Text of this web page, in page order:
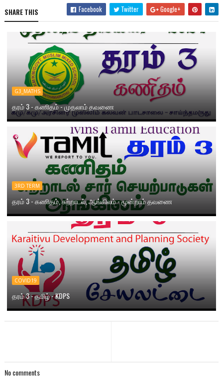
SHARE THIS Facebook Twitter Google+
G3_MATHS
தரம் 3 - கணிதம் - முதலாம் தவணை
3RD TERM
தரம் 3 - கணிதம், சுற்றாடல், ஆங்கிலம் - மூன்றாம் தவணை
COVID19
தரம் 3 - தமிழ் - KDPS
No comments